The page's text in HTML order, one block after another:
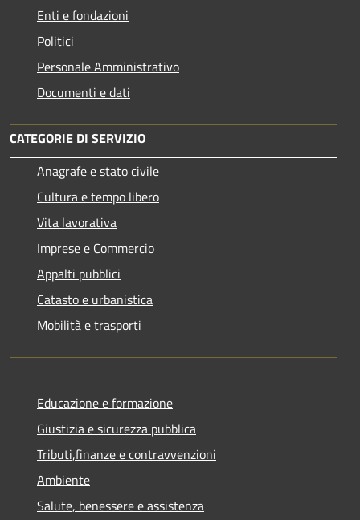
Enti e fondazioni
Politici
Personale Amministrativo
Documenti e dati
CATEGORIE DI SERVIZIO
Anagrafe e stato civile
Cultura e tempo libero
Vita lavorativa
Imprese e Commercio
Appalti pubblici
Catasto e urbanistica
Mobilità e trasporti
Educazione e formazione
Giustizia e sicurezza pubblica
Tributi,finanze e contravvenzioni
Ambiente
Salute, benessere e assistenza